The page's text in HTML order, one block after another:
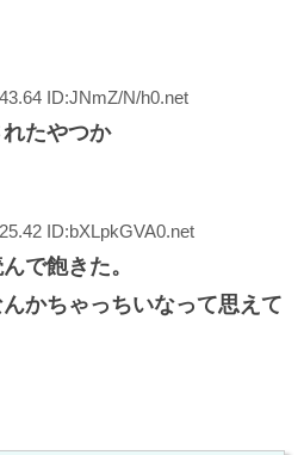
ID:JNmZ/N/h0.net
たやつか
ID:bXLpkGVA0.net
で飽きた。
かちゃっちいなって思えて